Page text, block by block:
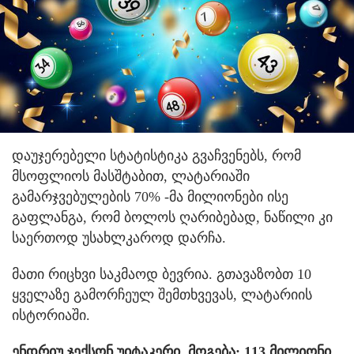
დაუჯერებელი სტატისტიკა გვაჩვენებს, რომ
მსოფლიოს მასშტაბით, ლატარიაში
გამარჯვებულების 70% -მა მილიონები ისე
გაფლანგა, რომ ბოლოს ღარიბებად, ნაწილი კი
საერთოდ უსახლკაროდ დარჩა.
მათი რიცხვი საკმაოდ ბევრია. გთავაზობთ 10
ყველაზე გამორჩეულ შემთხვევას, ლატარიის
ისტორიაში.